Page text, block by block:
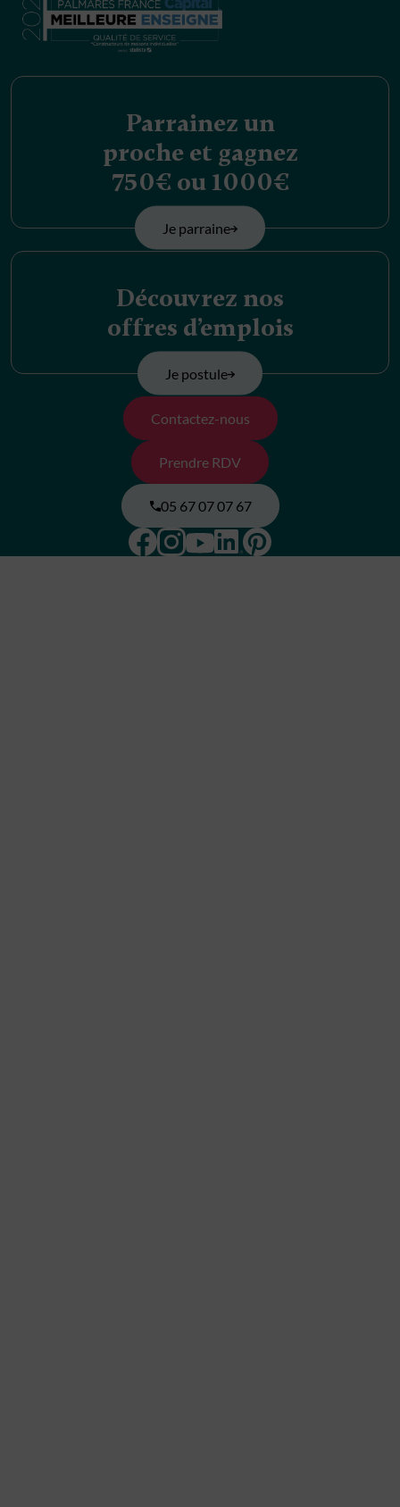
Parrainez un
proche et gagnez
750€ ou 1000€
Je parraine
Découvrez nos
offres d’emplois
Je postule
Contactez-nous
Prendre RDV
05 67 07 07 67
FacebookInstagram
YoutubeLinkedinPinterest